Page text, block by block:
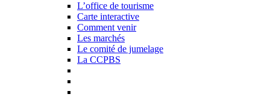
L’office de tourisme
Carte interactive
Comment venir
Les marchés
Le comité de jumelage
La CCPBS